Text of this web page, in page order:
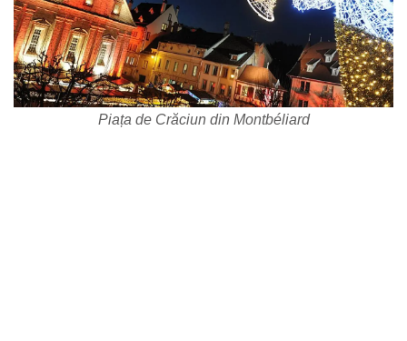
Piața de Crăciun din Montbéliard